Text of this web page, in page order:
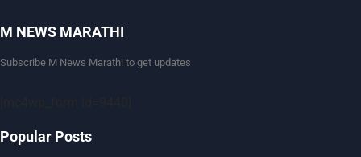
M NEWS MARATHI
Subscribe M News Marathi to get updates
Popular Posts